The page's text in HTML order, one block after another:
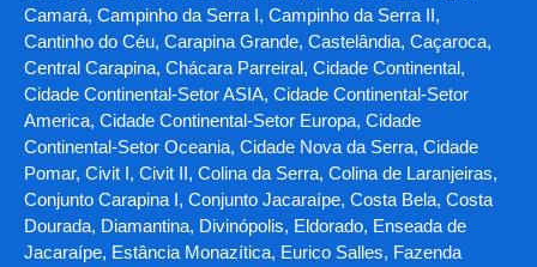
Camará, Campinho da Serra I, Campinho da Serra II,
Cantinho do Céu, Carapina Grande, Castelândia, Caçaroca,
Central Carapina, Chácara Parreiral, Cidade Continental,
Cidade Continental-Setor ASIA, Cidade Continental-Setor
America, Cidade Continental-Setor Europa, Cidade
Continental-Setor Oceania, Cidade Nova da Serra, Cidade
Pomar, Civit I, Civit II, Colina da Serra, Colina de Laranjeiras,
Conjunto Carapina I, Conjunto Jacaraípe, Costa Bela, Costa
Dourada, Diamantina, Divinópolis, Eldorado, Enseada de
Jacaraípe, Estância Monazítica, Eurico Salles, Fazenda